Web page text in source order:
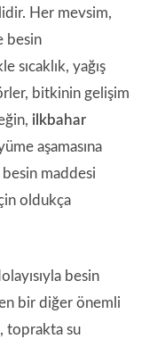
Her mevsim,
besin
sıcaklık, yağış
bitkinin gelişim
ilkbahar
aşamasına
maddesi
oldukça
besin
bir diğer önemli
, toprakta su